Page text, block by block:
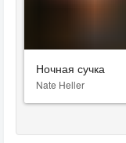
Ночная сучка
Nate Heller